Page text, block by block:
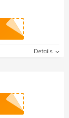
Details